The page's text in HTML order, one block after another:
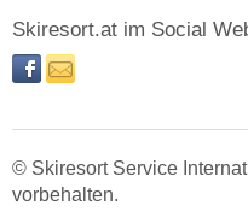
Skiresort.at im Social
facebooknewsletter
© Skiresort Service
vorbehalten.